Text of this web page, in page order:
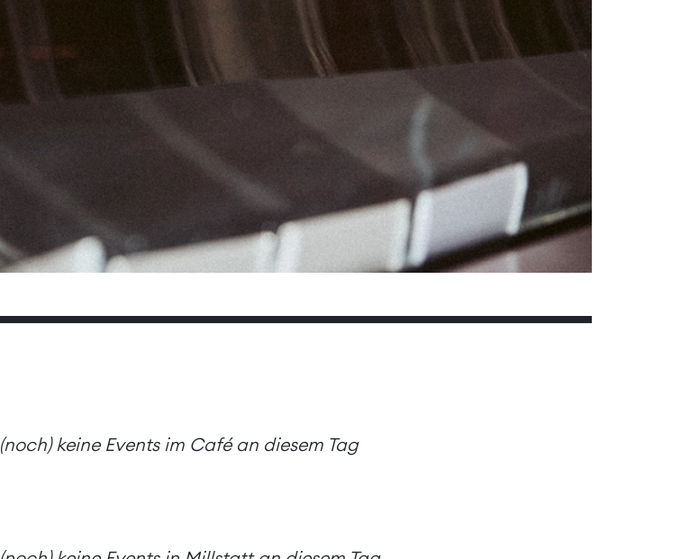
23
25
29 30 31
(noch) keine Events im Café an diesem Tag